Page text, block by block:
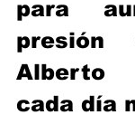
para
presión
Alberto
cada día